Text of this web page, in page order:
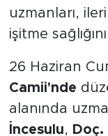
uzmanları,
işitme
26 Haziran
Camii'nde
alanında
İncesulu, Doç.